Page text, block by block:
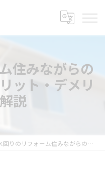
住みながらの
ット・デメリ
説
りのリフォーム住みながらの成功法！期間・メリット・デメリットも解説